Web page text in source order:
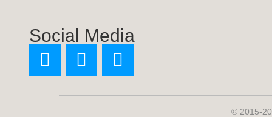
Social Media
© 2015-